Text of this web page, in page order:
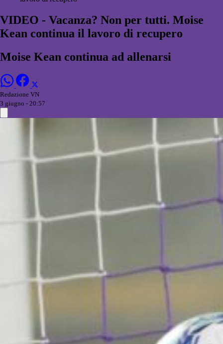
VIDEO - Vacanza? Non per tutti. Moise
Kean continua il lavoro di recupero
Moise Kean continua ad allenarsi
Redazione VN
3 giugno - 20:57